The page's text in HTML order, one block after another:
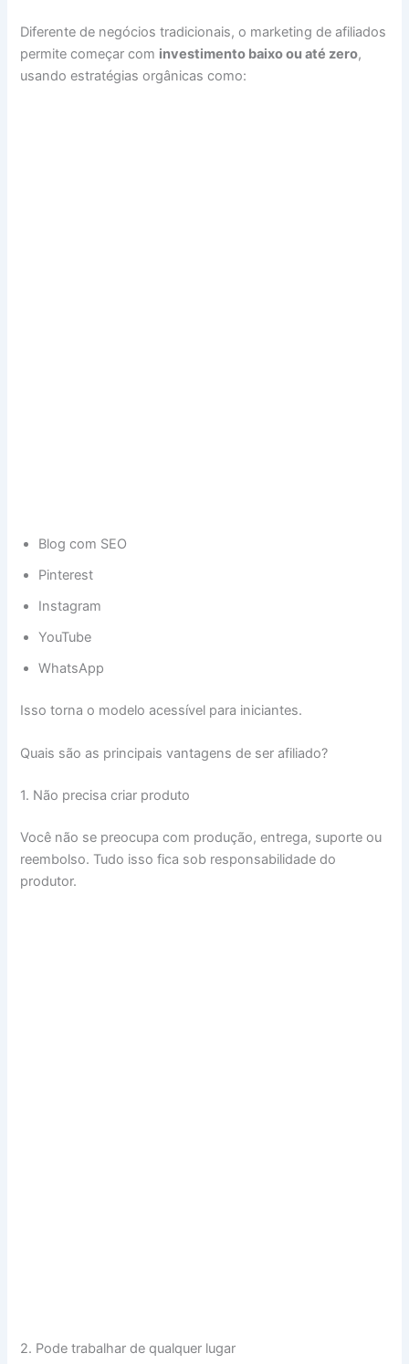
Diferente de negócios tradicionais, o marketing de afiliados
permite começar com investimento baixo ou até zero,
usando estratégias orgânicas como:
Blog com SEO
Pinterest
Instagram
YouTube
WhatsApp
Isso torna o modelo acessível para iniciantes.
Quais são as principais vantagens de ser afiliado?
1. Não precisa criar produto
Você não se preocupa com produção, entrega, suporte ou
reembolso. Tudo isso fica sob responsabilidade do
produtor.
2. Pode trabalhar de qualquer lugar